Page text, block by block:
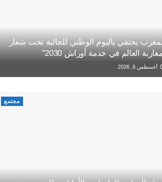
يحتفي باليوم الوطني للجالية تحت شعار
العالم في خدمة أوراش 2030”
أغسطس 6, 2026
مجتمع